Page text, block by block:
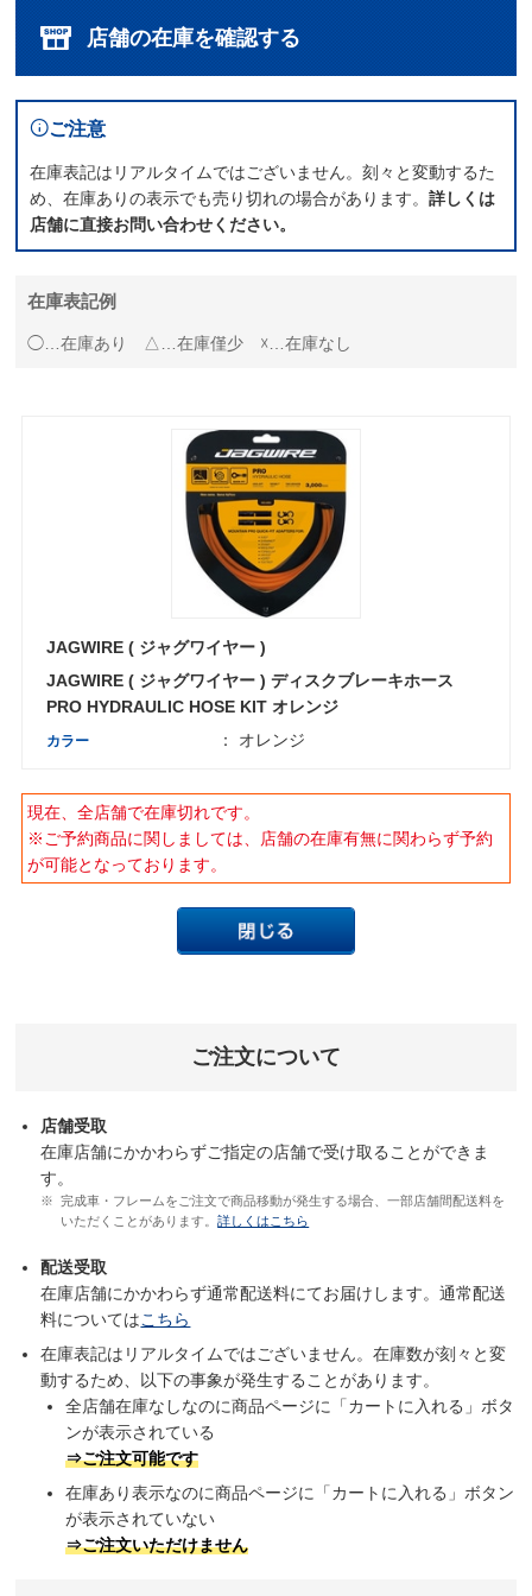
店舗の在庫を確認する
ご注意
在庫表記はリアルタイムではございません。刻々と変動するた
め、在庫ありの表示でも売り切れの場合があります。詳しくは
店舗に直接お問い合わせください。
在庫表記例
◯…在庫あり △…在庫僅少 ☓…在庫なし
JAGWIRE ( ジャグワイヤー )
JAGWIRE ( ジャグワイヤー ) ディスクブレーキホース
PRO HYDRAULIC HOSE KIT オレンジ
カラー ： オレンジ
現在、全店舗で在庫切れです。
※ご予約商品に関しましては、店舗の在庫有無に関わらず予約
が可能となっております。
ご注文について
店舗受取
在庫店舗にかかわらずご指定の店舗で受け取ることができま
す。
完成車・フレームをご注文で商品移動が発生する場合、一部店舗間配送料を
いただくことがあります。詳しくはこちら
配送受取
在庫店舗にかかわらず通常配送料にてお届けします。通常配送
料についてはこちら
在庫表記はリアルタイムではございません。在庫数が刻々と変
動するため、以下の事象が発生することがあります。
全店舗在庫なしなのに商品ページに「カートに入れる」ボタ
ンが表示されている
⇒ご注文可能です
在庫あり表示なのに商品ページに「カートに入れる」ボタン
が表示されていない
⇒ご注文いただけません